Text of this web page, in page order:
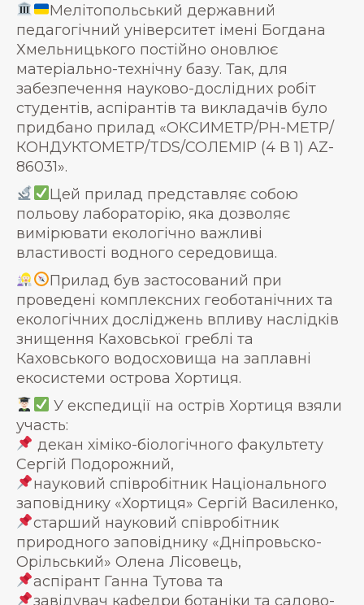
Мелітопольський державний
педагогічний університет імені Богдана
Хмельницького постійно оновлює
матеріально-технічну базу. Так, для
забезпечення науково-дослідних робіт
студентів, аспірантів та викладачів було
придбано прилад «ОКСИМЕТР/РН-МЕТР/
КОНДУКТОМЕТР/TDS/СОЛЕМІР (4 В 1) AZ-
86031».
Цей прилад представляє собою
польову лабораторію, яка дозволяє
вимірювати екологічно важливі
властивості водного середовища.
Прилад був застосований при
проведені комплексних геоботанічних та
екологічних досліджень впливу наслідків
знищення Каховської греблі та
Каховського водосховища на заплавні
екосистеми острова Хортиця.
У експедиції на острів Хортиця взяли
участь:
декан хіміко-біологічного факультету
Сергій Подорожний,
науковий співробітник Національного
заповіднику «Хортиця» Сергій Василенко,
старший науковий співробітник
природного заповіднику «Дніпровьско-
Орільський» Олена Лісовець,
аспірант Ганна Тутова та
завідувач кафедри ботаніки та садово-